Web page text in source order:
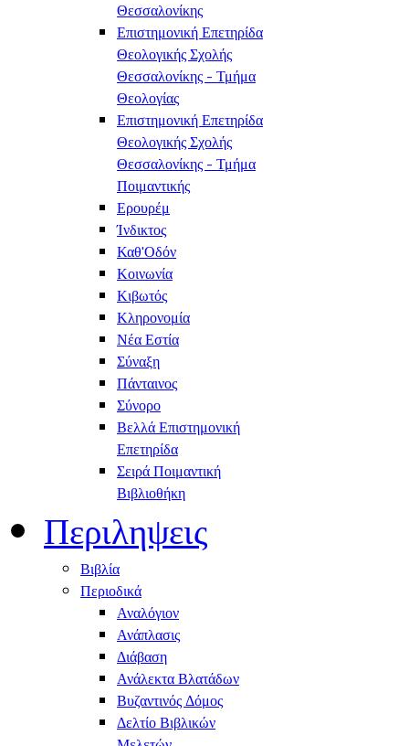
Θεσσαλονίκης
Επιστημονική Επετηρίδα
Θεολογικής Σχολής
Θεσσαλονίκης - Τμήμα
Θεολογίας
Επιστημονική Επετηρίδα
Θεολογικής Σχολής
Θεσσαλονίκης - Τμήμα
Ποιμαντικής
Ερουρέμ
Ίνδικτος
Καθ'Οδόν
Κοινωνία
Κιβωτός
Κληρονομία
Νέα Εστία
Σύναξη
Πάνταινος
Σύνορο
Βελλά Επιστημονική
Επετηρίδα
Σειρά Ποιμαντική
Βιβλιοθήκη
Περιληψεις
Βιβλία
Περιοδικά
Αναλόγιον
Ανάπλασις
Διάβαση
Ανάλεκτα Βλατάδων
Βυζαντινός Δόμος
Δελτίο Βιβλικών